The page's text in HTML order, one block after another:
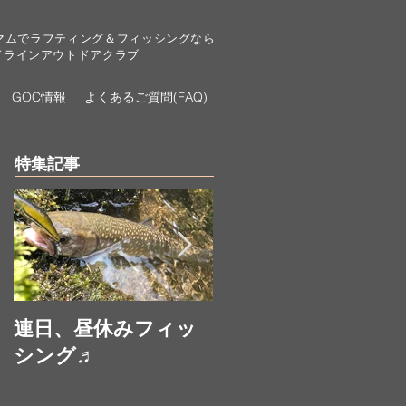
でラフティング＆フィッシングなら
ラインアウトドアクラブ
GOC情報 よくあるご質問(FAQ)
特集記事
連日、昼休みフィッ
シング♬